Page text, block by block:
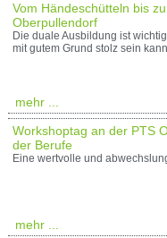
Vom Händeschütteln bis
Oberpullendorf
Die duale Ausbildung ist
mit gutem Grund stolz sein
mehr ...
Workshoptag an der PTS
der Berufe
Eine wertvolle und
mehr ...